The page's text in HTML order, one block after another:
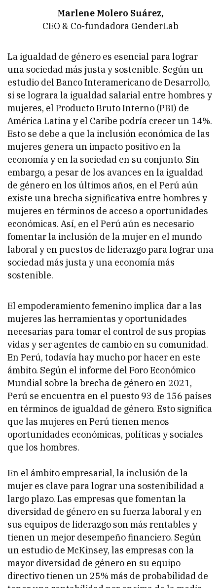
Marlene Molero Suárez,
CEO & Co-fundadora GenderLab
La igualdad de género es esencial para lograr
una sociedad más justa y sostenible. Según un
estudio del Banco Interamericano de Desarrollo,
si se lograra la igualdad salarial entre hombres y
mujeres, el Producto Bruto Interno (PBI) de
América Latina y el Caribe podría crecer un 14%.
Esto se debe a que la inclusión económica de las
mujeres genera un impacto positivo en la
economía y en la sociedad en su conjunto. Sin
embargo, a pesar de los avances en la igualdad
de género en los últimos años, en el Perú aún
existe una brecha significativa entre hombres y
mujeres en términos de acceso a oportunidades
económicas. Así, en el Perú aún es necesario
fomentar la inclusión de la mujer en el mundo
laboral y en puestos de liderazgo para lograr una
sociedad más justa y una economía más
sostenible.
El empoderamiento femenino implica dar a las
mujeres las herramientas y oportunidades
necesarias para tomar el control de sus propias
vidas y ser agentes de cambio en su comunidad.
En Perú, todavía hay mucho por hacer en este
ámbito. Según el informe del Foro Económico
Mundial sobre la brecha de género en 2021,
Perú se encuentra en el puesto 93 de 156 países
en términos de igualdad de género. Esto significa
que las mujeres en Perú tienen menos
oportunidades económicas, políticas y sociales
que los hombres.
En el ámbito empresarial, la inclusión de la
mujer es clave para lograr una sostenibilidad a
largo plazo. Las empresas que fomentan la
diversidad de género en su fuerza laboral y en
sus equipos de liderazgo son más rentables y
tienen un mejor desempeño financiero. Según
un estudio de McKinsey, las empresas con la
mayor diversidad de género en su equipo
directivo tienen un 25% más de probabilidad de